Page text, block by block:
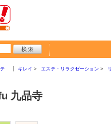
キレイ エステ・リラクゼーション
九品寺